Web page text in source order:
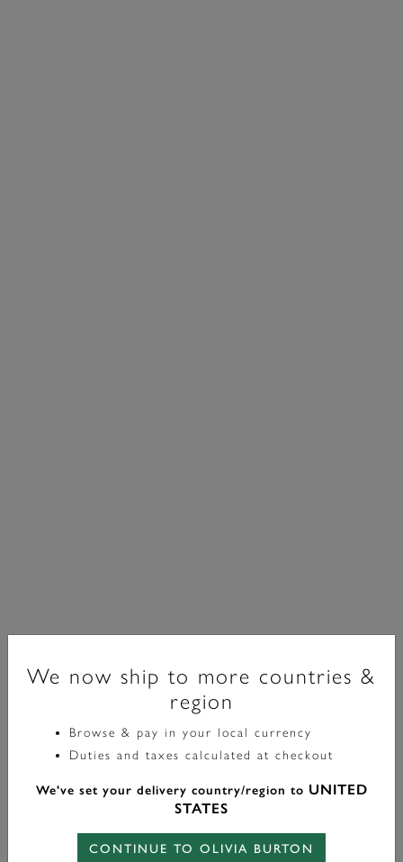
Classic
£149.00
We now ship to more countries &
region
Browse & pay in your local currency
Duties and taxes calculated at checkout
We've set your delivery country/region to UNITED
STATES
CONTINUE TO OLIVIA BURTON